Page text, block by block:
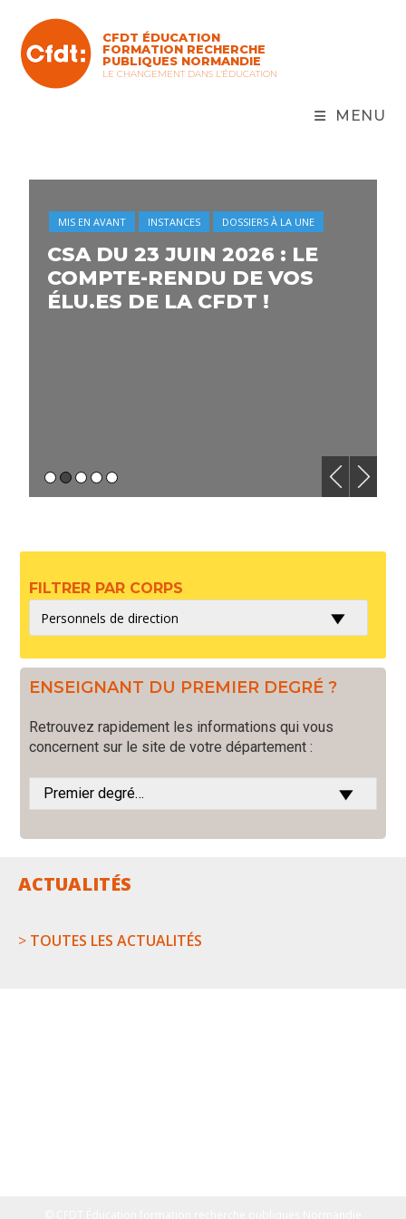
CFDT ÉDUCATION
FORMATION RECHERCHE
PUBLIQUES NORMANDIE
LE CHANGEMENT DANS L'ÉDUCATION
MENU
MIS EN AVANT INSTANCES DOSSIERS À LA UNE
CSA DU 23 JUIN 2026 : LE
COMPTE-RENDU DE VOS
ÉLU.ES DE LA CFDT !
FILTRER PAR CORPS
ENSEIGNANT DU PREMIER DEGRÉ ?
Retrouvez rapidement les informations qui vous
concernent sur le site de votre département :
ACTUALITÉS
> TOUTES LES ACTUALITÉS